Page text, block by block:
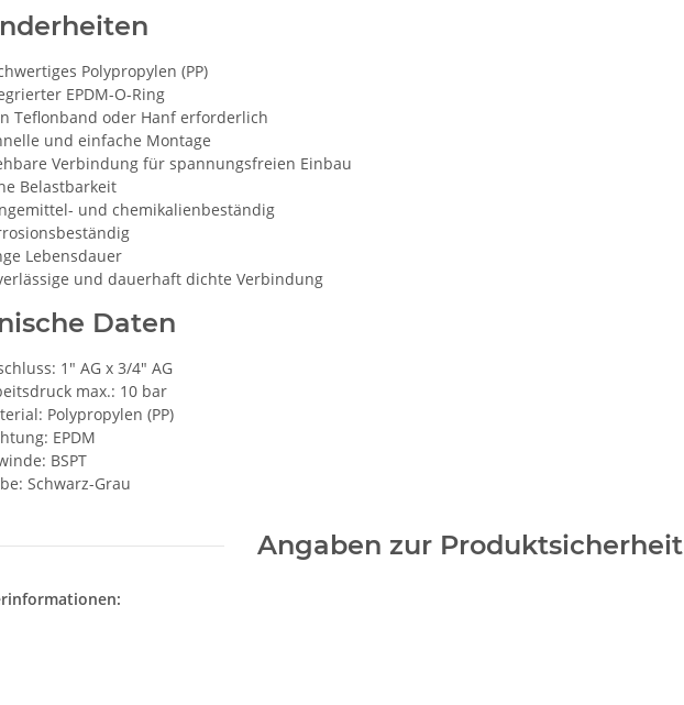
Polypropylen (PP)
EPDM-O-Ring
Teflonband oder Hanf erforderlich
und einfache Montage
Verbindung für spannungsfreien Einbau
Belastbarkeit
und chemikalienbeständig
Lebensdauer
und dauerhaft dichte Verbindung
Daten
1" AG x 3/4" AG
max.: 10 bar
Polypropylen (PP)
EPDM
BSPT
Schwarz-Grau
Angaben zur Produktsicherheit